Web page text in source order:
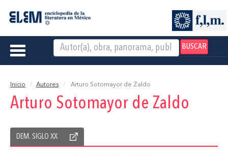
BUSCAR
Toggle
Inicio Autores Arturo Sotomayor de Zaldo
Arturo Sotomayor de Zaldo
DEM. SIGLO XX